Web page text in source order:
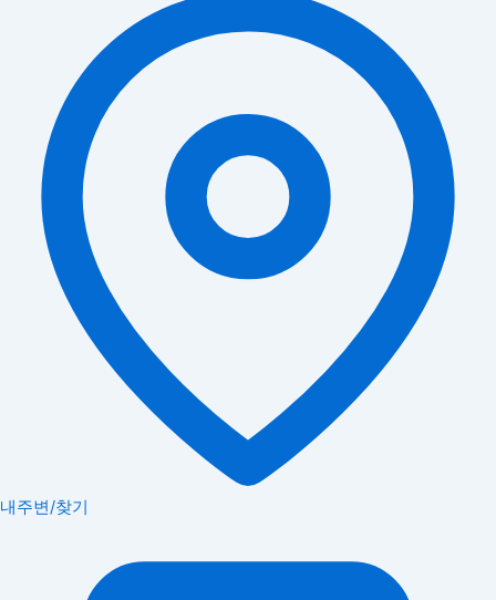
내주변/찾기